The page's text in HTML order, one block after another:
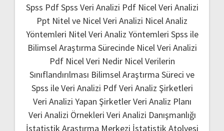
Spss PdfSpss Veri Analizi Pdf Nicel Veri Analizi
Ppt Nitel ve Nicel Veri Analizi Nicel Analiz
Yöntemleri Nitel Veri Analiz Yöntemleri Spss ile
Bilimsel Araştırma Sürecinde Nicel Veri Analizi
Pdf Nicel Veri Nedir Nicel Verilerin
Sınıflandırılması Bilimsel Araştırma Süreci ve
Spss ile Veri Analizi PdfVeri Analiz Şirketleri
Veri Analizi Yapan ŞirketlerVeri Analiz Planı
Veri Analizi Örnekleri Veri Analizi Danışmanlığı
İstatistik Araştırma Merkezi İstatistik Atolyesi